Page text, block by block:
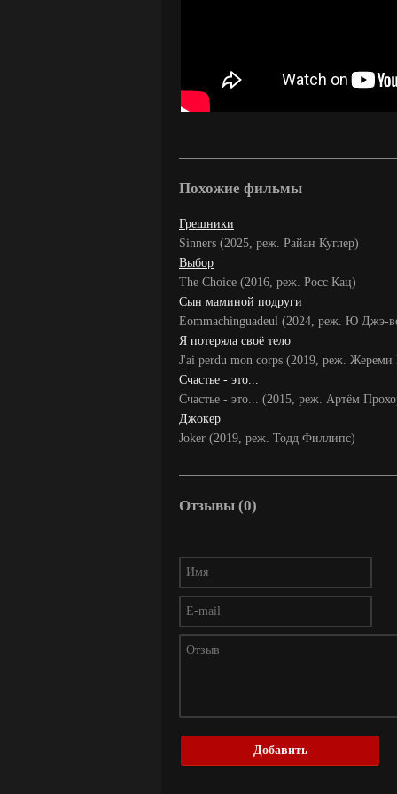
Похожие фильмы
Грешники
Sinners (2025, реж. Райан Куглер)
Выбор
The Choice (2016, реж. Росс Кац)
Сын маминой подруги
Eommachinguadeul (2024, реж. Ю Джэ-
Я потеряла своё тело
J'ai perdu mon corps (2019, реж. Жереми
Счастье - это...
Счастье - это... (2015, реж. Артём
Джокер
Joker (2019, реж. Тодд Филлипс)
Отзывы (0)
Добавить